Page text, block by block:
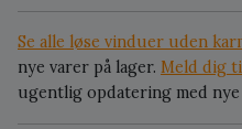
Se alle løse vinduer uden
nye varer på lager. Meld dig
ugentlig opdatering med nye